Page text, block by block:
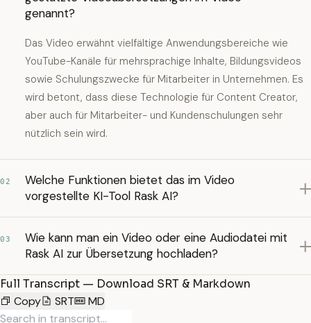
genannt?
Das Video erwähnt vielfältige Anwendungsbereiche wie
YouTube-Kanäle für mehrsprachige Inhalte, Bildungsvideos
sowie Schulungszwecke für Mitarbeiter in Unternehmen. Es
wird betont, dass diese Technologie für Content Creator,
aber auch für Mitarbeiter- und Kundenschulungen sehr
nützlich sein wird.
02
Welche Funktionen bietet das im Video
vorgestellte KI-Tool Rask AI?
03
Wie kann man ein Video oder eine Audiodatei mit
Rask AI zur Übersetzung hochladen?
Full Transcript — Download SRT & Markdown
Copy
SRT MD